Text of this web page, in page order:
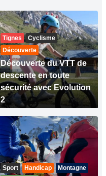
Tignes
Cyclisme
Découverte
Découverte du VTT de
descente en toute
sécurité avec Evolution
2
Sport Handicap
Montagne